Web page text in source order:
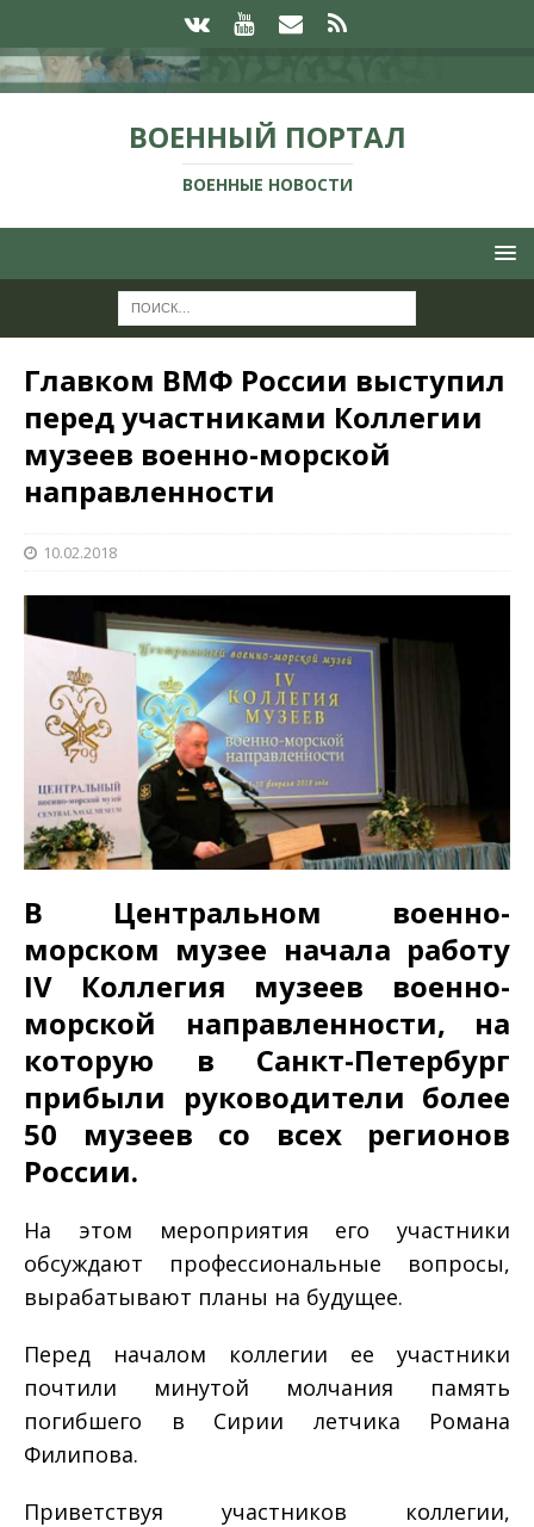
ВОЕННЫЙ ПОРТАЛ
ВОЕННЫЕ НОВОСТИ
Главком ВМФ России выступил
перед участниками Коллегии
музеев военно-морской
направленности
10.02.2018
В Центральном военно-
морском музее начала работу
IV Коллегия музеев военно-
морской направленности, на
которую в Санкт-Петербург
прибыли руководители более
50 музеев со всех регионов
России.
На этом мероприятия его участники
обсуждают профессиональные вопросы,
вырабатывают планы на будущее.
Перед началом коллегии ее участники
почтили минутой молчания память
погибшего в Сирии летчика Романа
Филипова.
Приветствуя участников коллегии,